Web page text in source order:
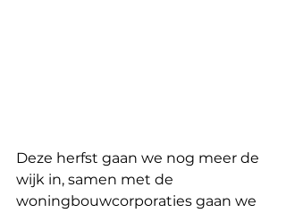
Deze herfst gaan we nog meer de
wijk in, samen met de
woningbouwcorporaties gaan we